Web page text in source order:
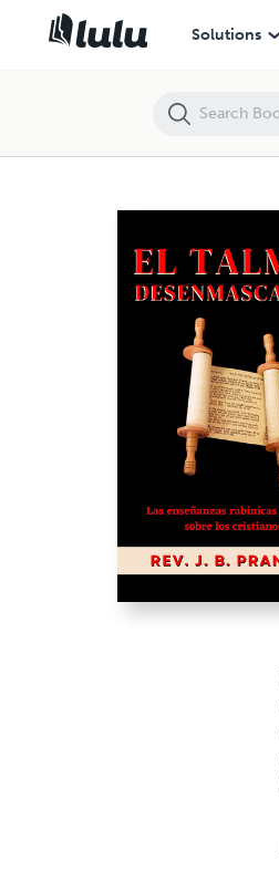
Solutions
El Talmud desenmascarado